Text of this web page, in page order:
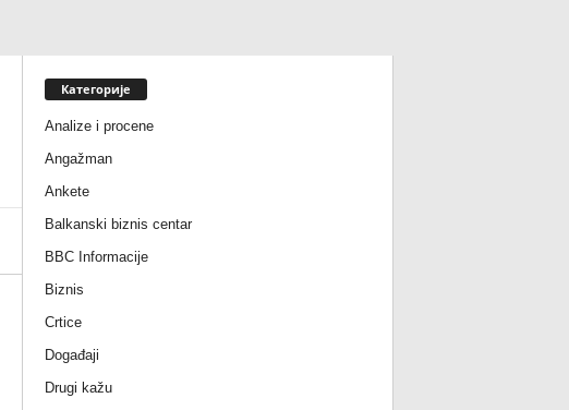
Категорије
Analize i procene
Angažman
Ankete
Balkanski biznis centar
BBC Informacije
Biznis
Crtice
Događaji
Drugi kažu